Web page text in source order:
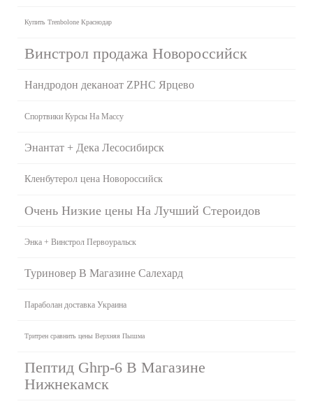
Купить Trenbolone Краснодар
Винстрол продажа Новороссийск
Нандродон деканоат ZPHC Ярцево
Спортвики Курсы На Массу
Энантат + Дека Лесосибирск
Кленбутерол цена Новороссийск
Очень Низкие цены На Лучший Стероидов
Энка + Винстрол Первоуральск
Туриновер В Магазине Салехард
Параболан доставка Украина
Тритрен сравнить цены Верхняя Пышма
Пептид Ghrp-6 В Магазине
Нижнекамск